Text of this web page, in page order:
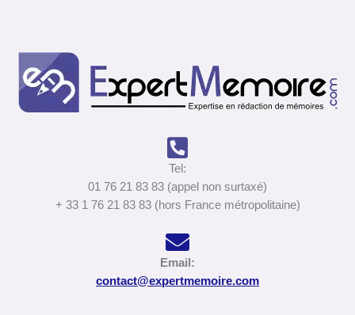
Tel:
01 76 21 83 83 (appel non surtaxé)
+ 33 1 76 21 83 83 (hors France métropolitaine)
Email:
contact@expertmemoire.com